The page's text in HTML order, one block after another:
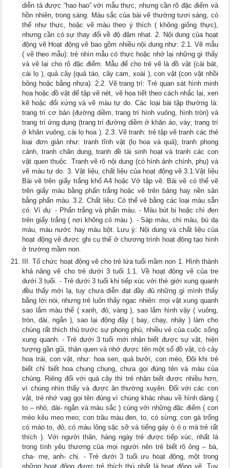
diễn tả được “hao hao” với mẫu thực, nhưng cần rõ đặc điểm và
hồn nhiên, trong sáng. Màu sắc của bài vẽ thường tươi sáng, có
thể như thực, hoặc vẽ màu theo ý thích ( không giống thực),
nhưng cần có sự thay đổi về độ đậm nhạt. 2. Nội dung của hoạt
động vẽ Hoạt động vẽ bao gồm nhiều nội dung như: 2.1. Vẽ mẫu
( vẽ theo mẫu): trẻ nhìn mẫu có thực hoặc nhớ lại những gì thấy
và vẽ lại cho rõ đặc điểm. Mẫu để cho trẻ vẽ là đồ vật (cái bát,
cái lọ ), quả cây (quả táo, cây cam, xoài ), con vật (con vật nhồi
bông hoặc bằng nhựa). 2.2. Vẽ trang trí: Trẻ quan sát hình minh
họa hoặc đồ vật để tập vẽ nét, vẽ họa tiết theo cách nhắc lại, xen
kẽ hoặc đối xứng và vẽ màu tự do. Các loại bài tập thường là:
trang trí cơ bản (đường diềm, trang trí hình vuông, hình tròn) và
trang trí ứng dụng (trang trí đường diềm ở khăn áo, váy; trang trí
ở khăn vuông, cái lọ hoa ). 2.3. Vẽ tranh: trẻ tập vẽ tranh các thẻ
loại đơn giản như: tranh tĩnh vật (lọ hoa và quả); tranh phong
cảnh, tranh chân dung, tranh đề tài sinh hoạt và tranh các con
vật quen thuộc. Tranh vẽ rõ nội dung (có hình ảnh chính, phụ) và
vẽ màu tự do. 3. Vật liệu, chất liệu của hoạt động vẽ 3.1.Vật liệu
Bài vẽ trên giấy trắng khổ A4 hoặc Vở tập vẽ. Bài vẽ có thể vẽ
trên giấy màu bằng phấn trắng hoặc vẽ trên bảng hay nền sân
bằng phấn màu. 3.2. Chất liệu: Có thể vẽ bằng các loại màu sẵn
có. Ví dụ: - Phấn trắng và phấn màu. - Màu bút bi hoặc chì đen
trên giấy trắng ( nơi không có màu ). - Sáp màu, chì màu, bú dạ
màu, màu nước hay màu bột. Lưu ý: Nội dung và chất liệu của
hoạt động vẽ được ghi cụ thể ở chương trình hoạt động tạo hình
ở trường mầm non.
III. Tổ chức hoạt động vẽ cho trẻ lứa tuổi mầm non 1. Hình thành
khả năng vẽ cho trẻ dưới 3 tuổi 1.1. Về hoạt động vẽ của tre
dưới 3 tuổi. - Trẻ dưới 3 tuổi khi tiếp xúc với thé giới xung quanh
đều thấy mới lạ, tuy chưa diễn đạt đầy đủ những gì mình thấy
bằng lời nói, nhưng trẻ luôn thấy ngạc nhiên: mọi vật xung quanh
sao lắm màu thế ( xanh, đỏ, vàng ), sao lắm hình vậy ( vuông,
tròn, dài, ngắn ), sao lại động đậy ( bay, chạy, nhảy ) làm cho
chúng rất thích thú trước sự phong phú, nhiều vẻ của cuộc sống
xung quanh. - Trẻ dưới 3 tuổi mới nhận biết được sự vật, hiện
tượng gần gũi, thân quen và nhớ được tên một số đồ vật, cỏ cây
hoa trái, con vật, như: hoa sen, quả bưởi, con mèo, Đôi khi trẻ
biết chỉ biết hoa chung chung, chưa gọi đúng tên và màu của
chúng. Riêng đối với quả cây thì trẻ nhận biết được nhiều hơn,
vì chúng nhìn thấy và được ăn thường xuyên. Đối với các con
vật, trẻ nhớ vag gọi tên đúng vì chúng khác nhau về hình dáng (
to – nhỏ, dài- ngắn và màu sắc ) cùng với những đặc điểm ( con
mèo kêu meo meo; con trâu màu đen, to, có sừng; con gà trống
có mào to, đỏ, có màu lông sặc sỡ và tiếng gáy ò ó o mà trẻ rất
thích ). Với người thân, hàng ngày trẻ được tiếp xúc, nhất là
trong tình yêu thương của mọi người nên trẻ biết rõ ông – bà,
cha- mẹ, anh- chị. - Trẻ dưới 3 tuổi ưu hoạt động, một trong
những hoạt động được trẻ thích thú nhất là hoạt động vẽ. Tuy